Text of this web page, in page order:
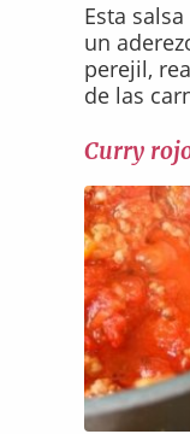
Esta
un
perejil,
de las
Curry